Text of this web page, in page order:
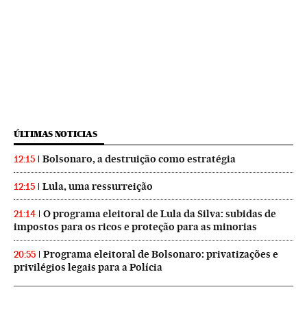
ÚLTIMAS NOTICIAS
12:15 Bolsonaro, a destruição como estratégia
12:15 Lula, uma ressurreição
21:14
O programa eleitoral de Lula da Silva: subidas de
impostos para os ricos e proteção para as minorias
20:55
Programa eleitoral de Bolsonaro: privatizações e
privilégios legais para a Polícia